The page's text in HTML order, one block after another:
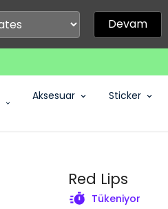
Devam
Aksesuar Sticker
Red Lips
Tükeniyor